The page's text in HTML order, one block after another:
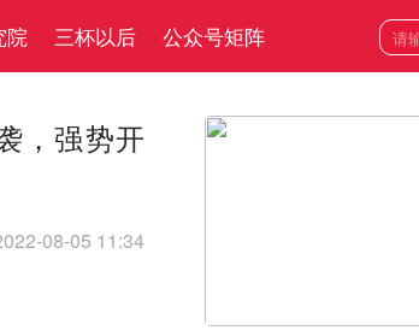
院 三杯以后 公众号矩阵
，强势开
08-05 11:34